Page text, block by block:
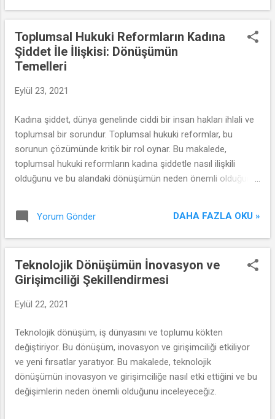
Toplumsal Hukuki Reformların Kadına
Şiddet İle İlişkisi: Dönüşümün
Temelleri
Eylül 23, 2021
Kadına şiddet, dünya genelinde ciddi bir insan hakları ihlali ve
toplumsal bir sorundur. Toplumsal hukuki reformlar, bu
sorunun çözümünde kritik bir rol oynar. Bu makalede,
toplumsal hukuki reformların kadına şiddetle nasıl ilişkili
olduğunu ve bu alandaki dönüşümün neden önemli olduğunu
Yorum Gönder DAHA FAZLA OKU »
Teknolojik Dönüşümün İnovasyon ve
Girişimciliği Şekillendirmesi
Eylül 22, 2021
Teknolojik dönüşüm, iş dünyasını ve toplumu kökten
değiştiriyor. Bu dönüşüm, inovasyon ve girişimciliği etkiliyor
ve yeni fırsatlar yaratıyor. Bu makalede, teknolojik
dönüşümün inovasyon ve girişimciliğe nasıl etki ettiğini ve bu
değişimlerin neden önemli olduğunu inceleyeceğiz.